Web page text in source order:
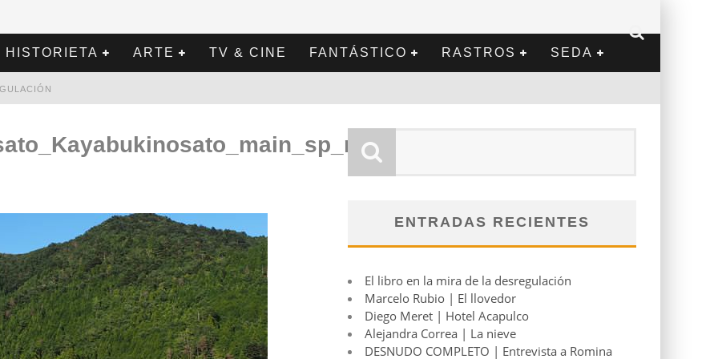
HISTORIETA ARTE TV & CINE FANTÁSTICO RASTROS SEDA
ENTRADAS RECIENTES
El libro en la mira de la desregulación
Marcelo Rubio | El llovedor
Diego Meret | Hotel Acapulco
Alejandra Correa | La nieve
DESNUDO COMPLETO | Entrevista a Romina